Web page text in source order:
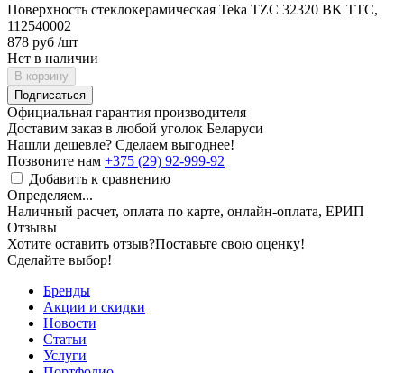
Поверхность стеклокерамическая Teka TZC 32320 BK TTC,
112540002
878 руб /шт
Нет в наличии
В корзину
Подписаться
Официальная гарантия производителя
Доставим заказ в любой уголок Беларуси
Нашли дешевле? Сделаем выгоднее!
Позвоните нам +375 (29) 92-999-92
Добавить к сравнению
Определяем...
Наличный расчет, оплата по карте, онлайн-оплата, ЕРИП
Отзывы
Хотите оставить отзыв?Поставьте свою оценку!
Сделайте выбор!
Бренды
Акции и скидки
Новости
Статьи
Услуги